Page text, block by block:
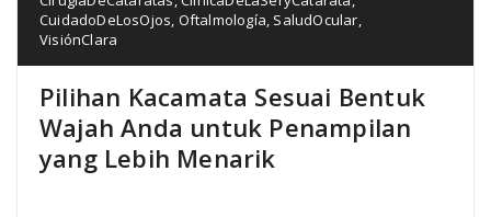
CuidadoDeLosOjos Oftalmología SaludOcular
VisiónClara
Pilihan Kacamata Sesuai Bentuk
Wajah Anda untuk Penampilan
yang Lebih Menarik